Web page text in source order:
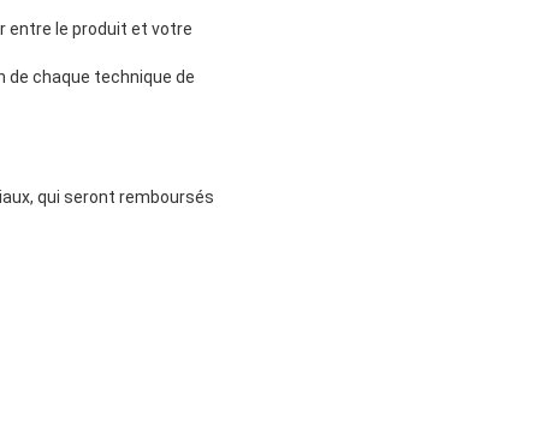
entre le produit et votre
de chaque technique de
qui seront remboursés